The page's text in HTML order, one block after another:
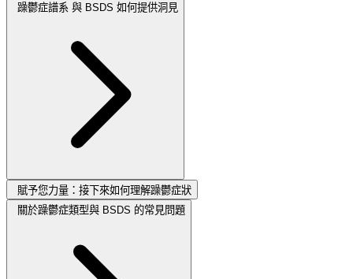
躁鬱症譜系 與 BSDS 如何提供洞見
賦予您力量：接下來如何理解躁鬱症狀
關於躁鬱症類型與 BSDS 的常見問題